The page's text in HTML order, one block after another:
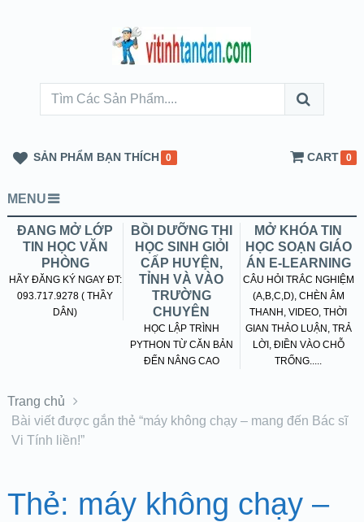
SẢN PHẨM BẠN THÍCH 0 CART 0
MENU
ĐANG MỞ LỚP
TIN HỌC VĂN
PHÒNG
HÃY ĐĂNG KÝ NGAY ĐT:
093.717.9278 ( THẦY
DÂN)
BỒI DƯỠNG THI
HỌC SINH GIỎI
CẤP HUYỆN,
TỈNH VÀ VÀO
TRƯỜNG
CHUYÊN
HỌC LẬP TRÌNH
PYTHON TỪ CĂN BẢN
ĐẾN NÂNG CAO
MỞ KHÓA TIN
HỌC SOẠN GIÁO
ÁN E-LEARNING
CÂU HỎI TRẮC NGHIỆM
(A,B,C,D), CHÈN ÂM
THANH, VIDEO, THỜI
GIAN THẢO LUẬN, TRẢ
LỜI, ĐIỀN VÀO CHỖ
TRỐNG.....
Trang chủ
Bài viết được gắn thẻ “máy không chạy – mang đến Bác sĩ
Vi Tính liền!”
Thẻ: máy không chạy –